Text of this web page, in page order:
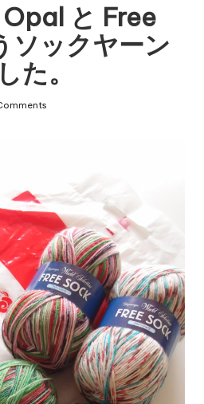
と Free
ソックヤーン
た。